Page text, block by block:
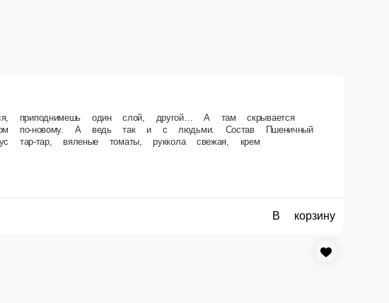
ароматный, многогранный песто с нотками бальзамического уксуса, раскрывающийся
масла, ветчина, соус тар-тар, вяленые томаты, руккола свежая, крем
В корзину